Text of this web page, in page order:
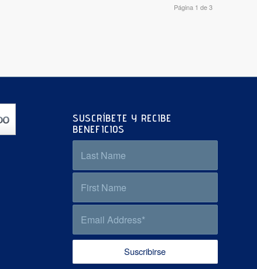
Página 1 de 3
SUSCRÍBETE Y RECIBE
BENEFICIOS